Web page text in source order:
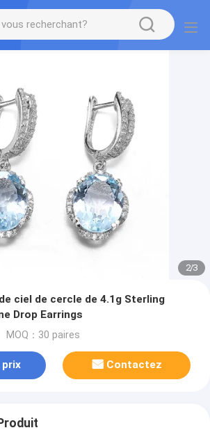
2/3
ciel de cercle de 4.1g Sterling
Drop Earrings
MOQ：30 paires
Contactez